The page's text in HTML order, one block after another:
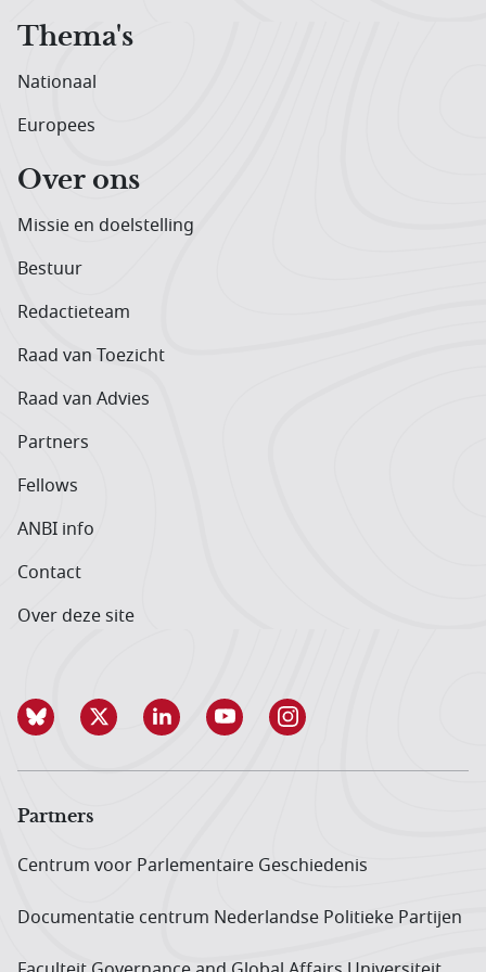
Thema's
Nationaal
Europees
Over ons
Missie en doelstelling
Bestuur
Redactieteam
Raad van Toezicht
Raad van Advies
Partners
Fellows
ANBI info
Contact
Over deze site
Partners
Centrum voor Parlementaire Geschiedenis
Documentatie centrum Neder­landse Politieke Partijen